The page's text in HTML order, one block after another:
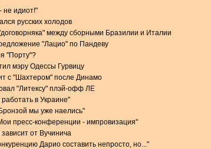
не идиот!"
русских холодов
между сборными Бразилии и Италии
"Лацио" по Пандеву
"Порту"?
мэру Одессы Гурвицу
с "Шахтером" после Динамо
"Литексу" плэй-офф ЛЕ
в Украине"
мы уже наелись"
пресс-конференции - импровизация"
от Вучинича
Дарио составить непросто, но..."